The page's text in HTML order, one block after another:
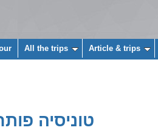
All the trips Article & trips
טוניסיה